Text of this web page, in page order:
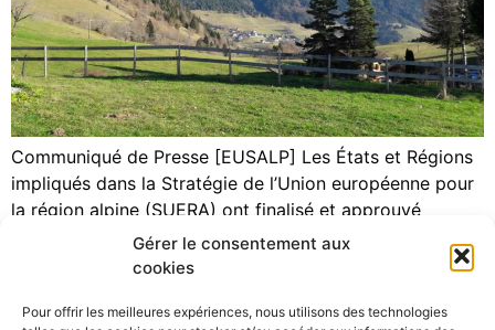
Gérer le consentement aux
cookies
Pour offrir les meilleures expériences, nous utilisons des technologies
Communiqué de Presse [EUSALP] Les États et Régions
impliqués dans la Stratégie de l’Union européenne pour
la région alpine (SUERA) ont finalisé et approuvé
vendredi dernier 12 juin 2020 le Manifeste « Ensemble,
construisons une région alpine durable et résiliente ».
présidence française de la SUERA assumée […]